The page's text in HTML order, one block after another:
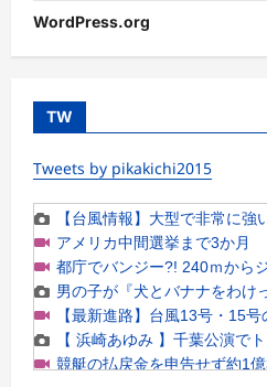
WordPress.org
TW
Tweets by pikakichi2015